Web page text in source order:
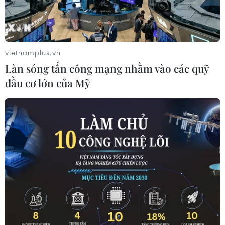
Người dân tự nguyện giao nộp cá thể khỉ đuôi lợn nhóm IIB cho
các lực lượng chức năng. (Ảnh: TTXVN phát)
Ngày 27/10, Công an xã Trường Sơn, tỉnh Quảng
Trị, cho biết vừa tiếp nhận 1 cá thể khỉ đuôi lợn
vietnamplus.vn
Làn sóng tấn công mạng nhằm vào các quỹ
đầu cơ lớn của Mỹ